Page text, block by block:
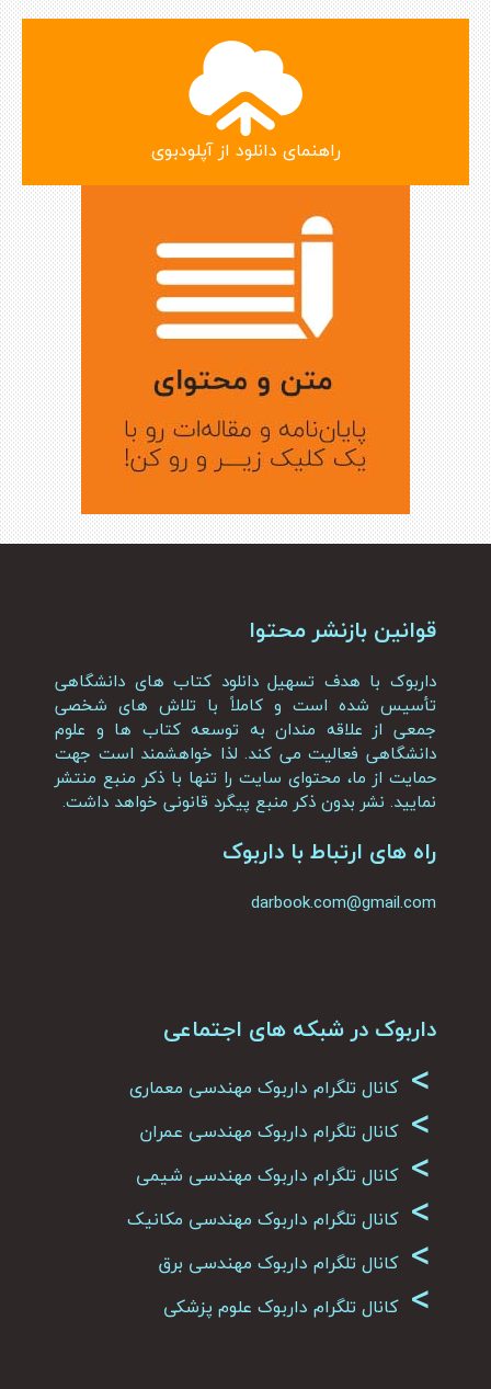
راهنمای دانلود از آپلودبوی
قوانین بازنشر محتوا
داربوک با هدف تسهیل دانلود کتاب های دانشگاهی
تأسیس شده است و کاملاً با تلاش های شخصی
جمعی از علاقه مندان به توسعه کتاب ها و علوم
دانشگاهی فعالیت می کند. لذا خواهشمند است جهت
حمایت از ما، محتوای سایت را تنها با ذکر منبع منتشر
نمایید. نشر بدون ذکر منبع پیگرد قانونی خواهد داشت.
راه های ارتباط با داربوک
darbook.com@gmail.com
داربوک در شبکه های اجتماعی
> کانال تلگرام داربوک مهندسی معماری
> کانال تلگرام داربوک مهندسی عمران
> کانال تلگرام داربوک مهندسی شیمی
> کانال تلگرام داربوک مهندسی مکانیک
> کانال تلگرام داربوک مهندسی برق
> کانال تلگرام داربوک علوم پزشکی